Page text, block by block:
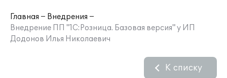
Главная
Внедрения
Внедрение ПП "1С:Розница. Базовая версия" у ИП
Додонов Илья Николаевич
К списку